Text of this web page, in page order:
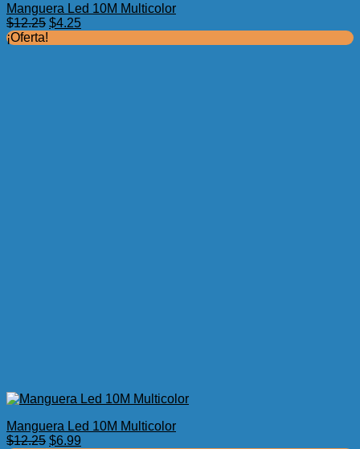
Manguera Led 10M Multicolor
$12.25 El
$4.25El
¡Oferta!
Manguera Led 10M Multicolor
$12.25 El
$6.99